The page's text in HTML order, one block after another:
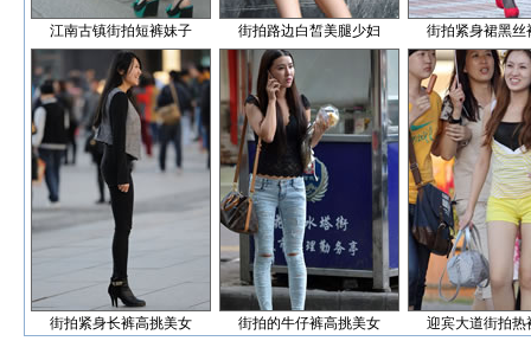
江南古镇街拍短裤妹子 街拍路边白皙美腿少妇 街拍紧身裙黑丝
街拍紧身长裤高挑美女 街拍的牛仔裤高挑美女 迎宾大道街拍热